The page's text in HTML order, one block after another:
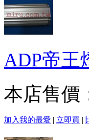
ADP帝王
本店售價
加入我的最愛 | 立即買 |